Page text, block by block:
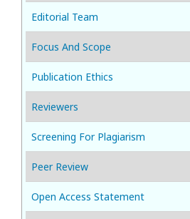
Editorial Team
Focus And Scope
Publication Ethics
Reviewers
Screening For Plagiarism
Peer Review
Open Access Statement